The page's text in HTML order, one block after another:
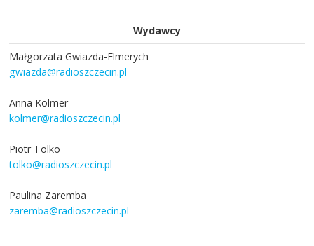
Wydawcy
Małgorzata Gwiazda-Elmerych
gwiazda@radioszczecin.pl
Anna Kolmer
kolmer@radioszczecin.pl
Piotr Tolko
tolko@radioszczecin.pl
Paulina Zaremba
zaremba@radioszczecin.pl